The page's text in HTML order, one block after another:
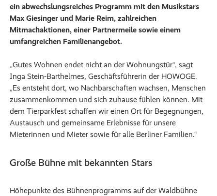
ein abwechslungsreiches Programm mit den Musikstars
Max Giesinger und Marie Reim, zahlreichen
Mitmachaktionen, einer Partnermeile sowie einem
umfangreichen Familienangebot.
„Gutes Wohnen endet nicht an der Wohnungstür“, sagt
Inga Stein-Barthelmes, Geschäftsführerin der HOWOGE.
„Es entsteht dort, wo Nachbarschaften wachsen, Menschen
zusammenkommen und sich zuhause fühlen können. Mit
dem Tierparkfest schaffen wir einen Ort für Begegnungen,
Austausch und gemeinsame Erlebnisse für unsere
Mieterinnen und Mieter sowie für alle Berliner Familien.“
Große Bühne mit bekannten Stars
Höhepunkte des Bühnenprogramms auf der Waldbühne